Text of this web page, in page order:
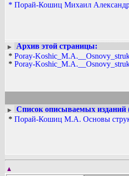
Вадим
* Порай-Кошиц Михаил
►
Архив этой страницы:
* Poray-
* Poray-
►
Список описываемых изданий
* Порай-Кошиц М.А. Основы
▲